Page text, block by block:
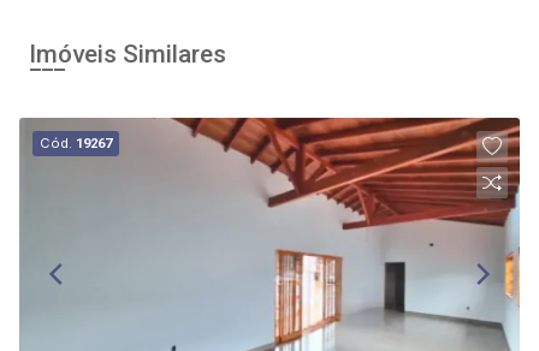
Imóveis Similares
Cód. 19267